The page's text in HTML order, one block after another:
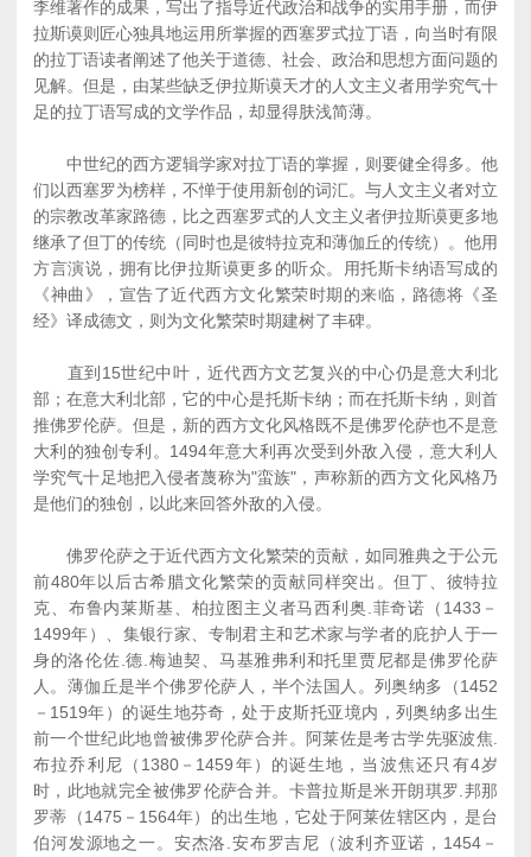
李维著作的成果，写出了指导近代政治和战争的实用手册，而伊
拉斯谟则匠心独具地运用所掌握的西塞罗式拉丁语，向当时有限
的拉丁语读者阐述了他关于道德、社会、政治和思想方面问题的
见解。但是，由某些缺乏伊拉斯谟天才的人文主义者用学究气十
足的拉丁语写成的文学作品，却显得肤浅简薄。
中世纪的西方逻辑学家对拉丁语的掌握，则要健全得多。他
们以西塞罗为榜样，不惮于使用新创的词汇。与人文主义者对立
的宗教改革家路德，比之西塞罗式的人文主义者伊拉斯谟更多地
继承了但丁的传统（同时也是彼特拉克和薄伽丘的传统）。他用
方言演说，拥有比伊拉斯谟更多的听众。用托斯卡纳语写成的
《神曲》，宣告了近代西方文化繁荣时期的来临，路德将《圣
经》译成德文，则为文化繁荣时期建树了丰碑。
直到15世纪中叶，近代西方文艺复兴的中心仍是意大利北
部；在意大利北部，它的中心是托斯卡纳；而在托斯卡纳，则首
推佛罗伦萨。但是，新的西方文化风格既不是佛罗伦萨也不是意
大利的独创专利。1494年意大利再次受到外敌入侵，意大利人
学究气十足地把入侵者蔑称为"蛮族"，声称新的西方文化风格乃
是他们的独创，以此来回答外敌的入侵。
佛罗伦萨之于近代西方文化繁荣的贡献，如同雅典之于公元
前480年以后古希腊文化繁荣的贡献同样突出。但丁、彼特拉
克、布鲁内莱斯基、柏拉图主义者马西利奥.菲奇诺（1433－
1499年）、集银行家、专制君主和艺术家与学者的庇护人于一
身的洛伦佐.德.梅迪契、马基雅弗利和托里贾尼都是佛罗伦萨
人。薄伽丘是半个佛罗伦萨人，半个法国人。列奥纳多（1452
－1519年）的诞生地芬奇，处于皮斯托亚境内，列奥纳多出生
前一个世纪此地曾被佛罗伦萨合并。阿莱佐是考古学先驱波焦.
布拉乔利尼（1380－1459年）的诞生地，当波焦还只有4岁
时，此地就完全被佛罗伦萨合并。卡普拉斯是米开朗琪罗.邦那
罗蒂（1475－1564年）的出生地，它处于阿莱佐辖区内，是台
伯河发源地之一。安杰洛.安布罗吉尼（波利齐亚诺，1454－